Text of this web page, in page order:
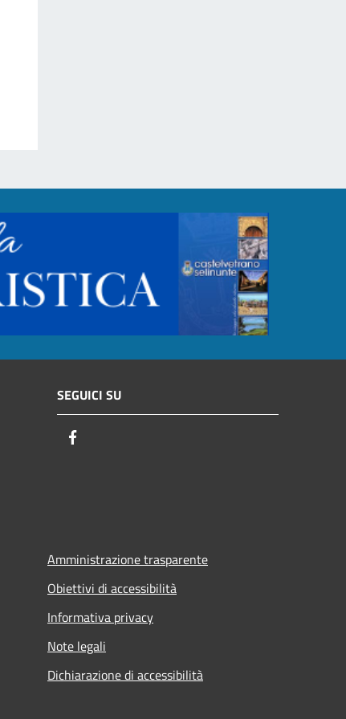
SEGUICI SU
Amministrazione trasparente
Obiettivi di accessibilità
Informativa privacy
Note legali
Dichiarazione di accessibilità